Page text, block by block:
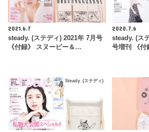
2021.6.7
steady. (ステディ) 2021年 7月号
《付録》 スヌーピー＆…
2020.7.6
steady. (ス
号増刊 《
Steady. (ステディ)